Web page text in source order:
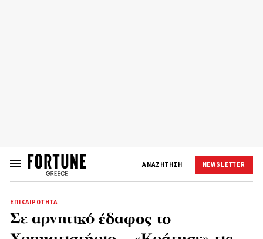
ΑΝΑΖΗΤΗΣΗ NEWSLETTER
ΕΠΙΚΑΙΡΟΤΗΤΑ
Σε αρνητικό έδαφος το